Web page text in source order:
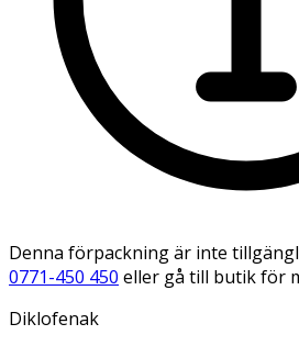
Denna förpackning är inte
0771-450 450 eller gå till butik för
Diklofenak